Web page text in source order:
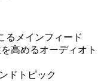
るメインフィード
高めるオーディオト
ドトピック